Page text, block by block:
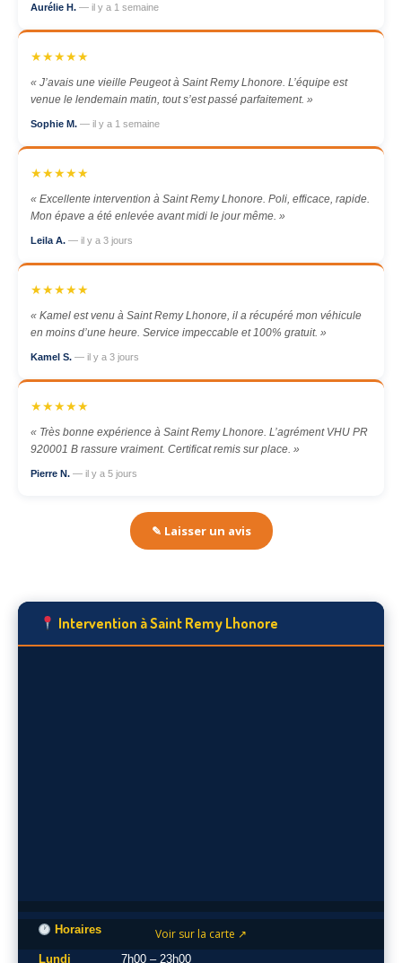
Aurélie H. — il y a 1 semaine
★★★★★
« J’avais une vieille Peugeot à Saint Remy Lhonore. L’équipe est
venue le lendemain matin, tout s’est passé parfaitement. »
Sophie M. — il y a 1 semaine
★★★★★
« Excellente intervention à Saint Remy Lhonore. Poli, efficace, rapide.
Mon épave a été enlevée avant midi le jour même. »
Leila A. — il y a 3 jours
★★★★★
« Kamel est venu à Saint Remy Lhonore, il a récupéré mon véhicule
en moins d’une heure. Service impeccable et 100% gratuit. »
Kamel S. — il y a 3 jours
★★★★★
« Très bonne expérience à Saint Remy Lhonore. L’agrément VHU PR
920001 B rassure vraiment. Certificat remis sur place. »
Pierre N. — il y a 5 jours
✎ Laisser un avis
Intervention à Saint Remy Lhonore
Voir sur la carte ↗
Horaires
Lundi 7h00 – 23h00